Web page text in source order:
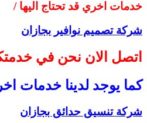
خدمات اخري قد تحتاج اليها /
شركة تصميم نوافير بجازان
اتصل الان نحن في خدمتكم
كما يوجد لدينا خدمات
شركة تنسيق حدائق بجازان